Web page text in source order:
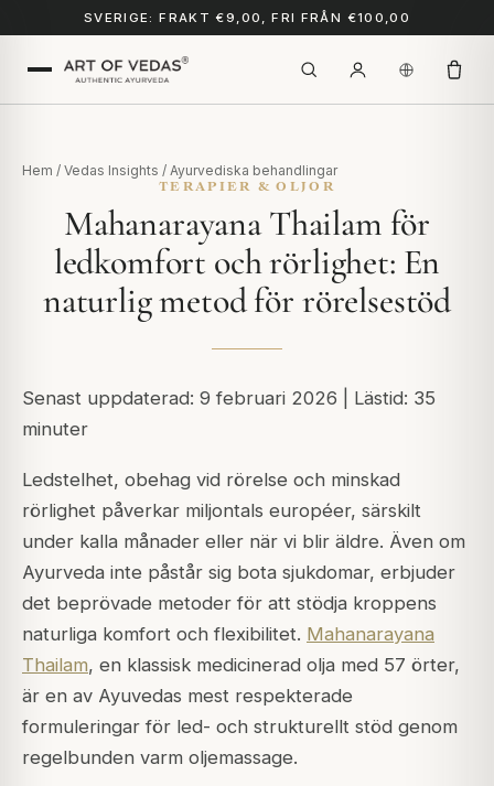
SVERIGE: FRAKT €9,00, FRI FRÅN €100,00
Hem / Vedas Insights / Ayurvediska behandlingar
TERAPIER & OLJOR
Mahanarayana Thailam för
ledkomfort och rörlighet: En
naturlig metod för rörelsestöd
Senast uppdaterad: 9 februari 2026 | Lästid: 35
minuter
Ledstelhet, obehag vid rörelse och minskad
rörlighet påverkar miljontals européer, särskilt
under kalla månader eller när vi blir äldre. Även om
Ayurveda inte påstår sig bota sjukdomar, erbjuder
det beprövade metoder för att stödja kroppens
naturliga komfort och flexibilitet. Mahanarayana
Thailam, en klassisk medicinerad olja med 57 örter,
är en av Ayuvedas mest respekterade
formuleringar för led- och strukturellt stöd genom
regelbunden varm oljemassage.